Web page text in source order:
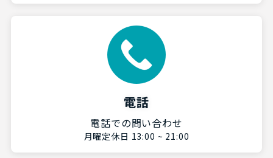
電話
電話での問い合わせ
月曜定休日 13:00 ~ 21:00